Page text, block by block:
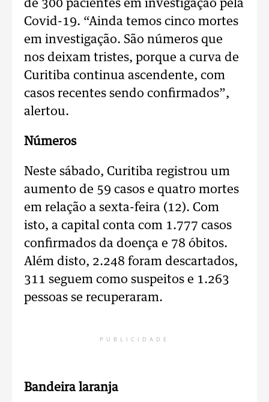
de 300 pacientes em investigação pela
Covid-19. “Ainda temos cinco mortes
em investigação. São números que
nos deixam tristes, porque a curva de
Curitiba continua ascendente, com
casos recentes sendo confirmados”,
alertou.
Números
Neste sábado, Curitiba registrou um
aumento de 59 casos e quatro mortes
em relação a sexta-feira (12). Com
isto, a capital conta com 1.777 casos
confirmados da doença e 78 óbitos.
Além disto, 2.248 foram descartados,
311 seguem como suspeitos e 1.263
pessoas se recuperaram.
PUBLICIDADE
Bandeira laranja